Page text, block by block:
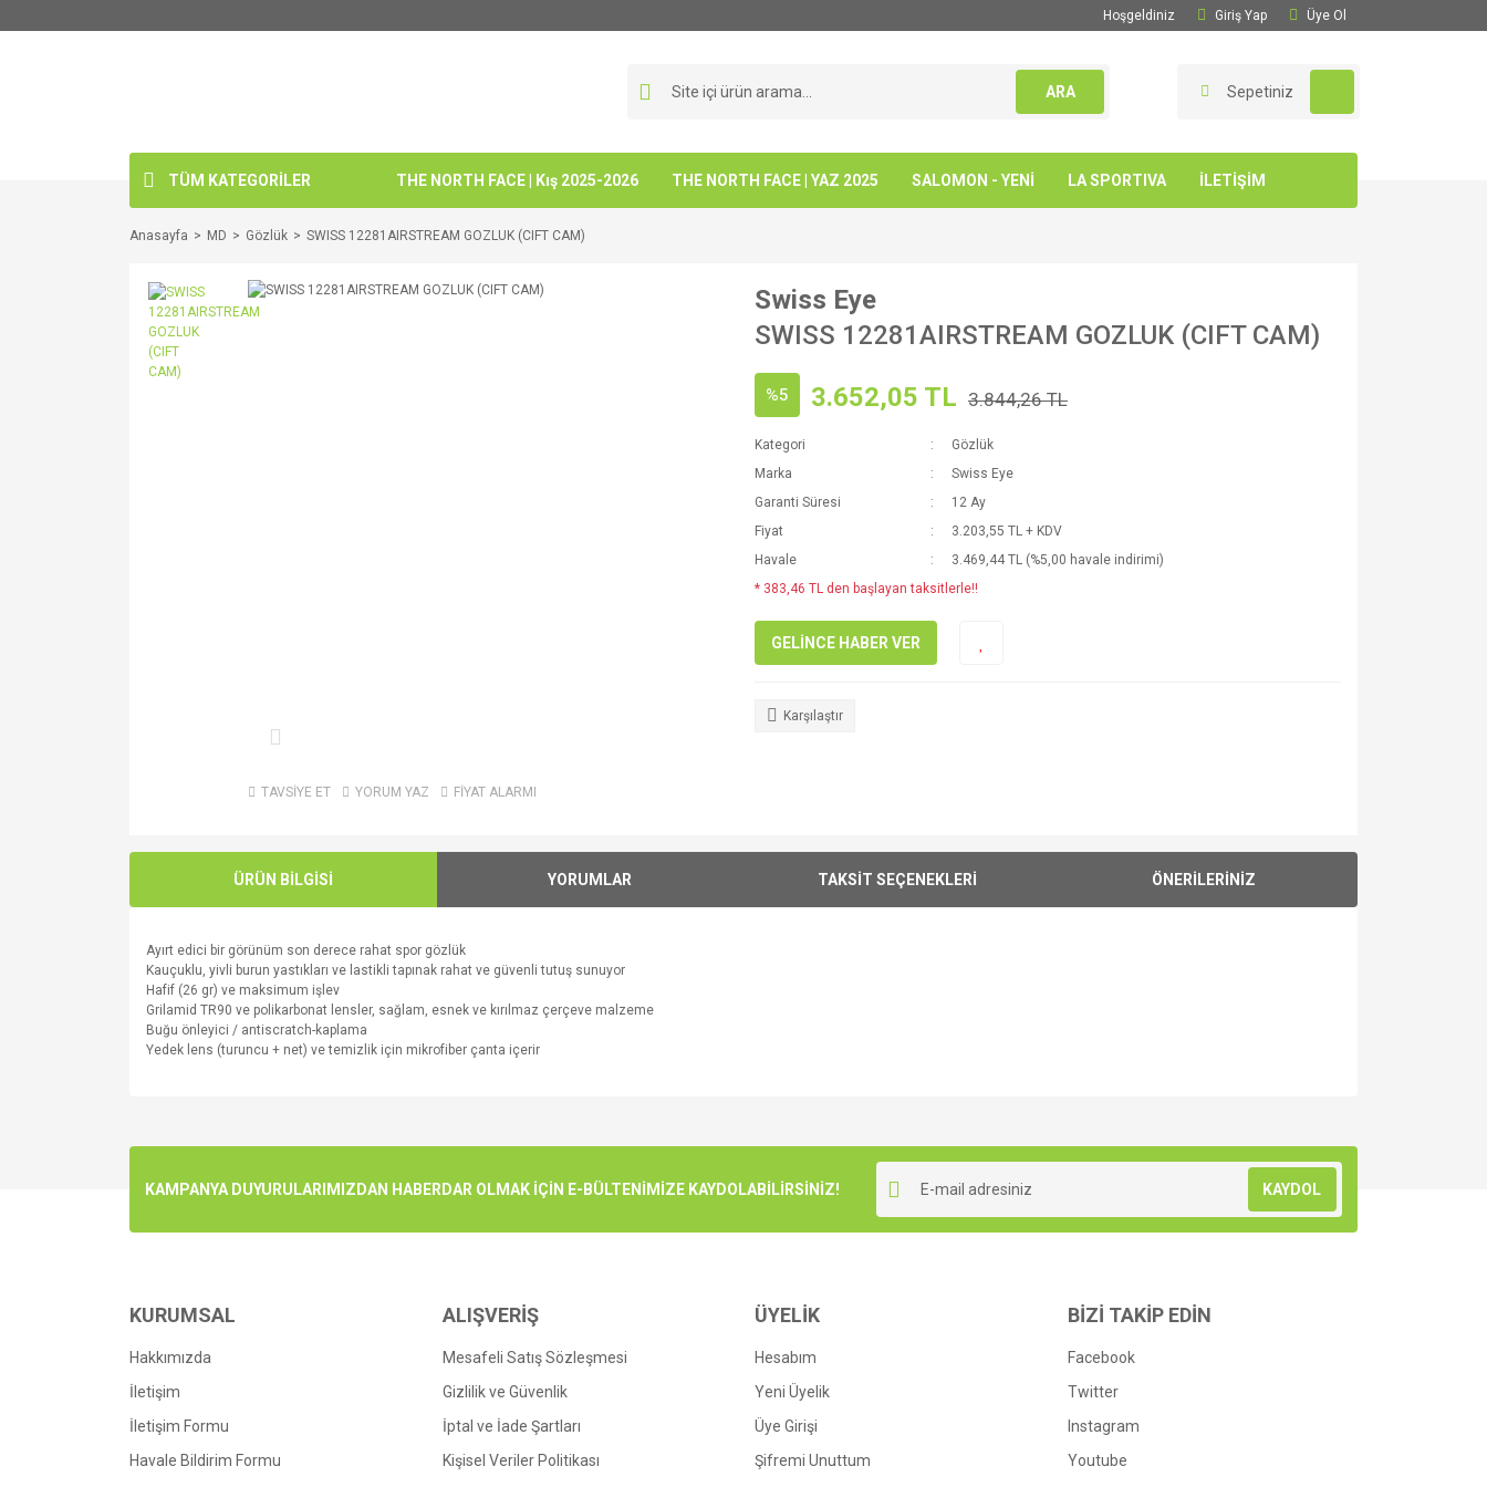
Hoşgeldiniz Giriş Yap Üye Ol
ARA Sepetiniz
TÜM KATEGORİLER THE NORTH FACE | Kış 2025-2026 THE NORTH FACE | YAZ 2025 SALOMON - YENİ LA SPORTIVA İLETİŞİM
Anasayfa MD Gözlük SWISS 12281AIRSTREAM GOZLUK (CIFT CAM)
TAVSİYE ET YORUM YAZ FİYAT ALARMI
Swiss Eye
SWISS 12281AIRSTREAM GOZLUK (CIFT CAM)
%5 3.652,05 TL 3.844,26 TL
Kategori
Gözlük
Marka
Swiss Eye
Garanti Süresi
12 Ay
Fiyat
3.203,55 TL + KDV
Havale
3.469,44 TL (%5,00 havale indirimi)
* 383,46 TL den başlayan taksitlerle!!
GELİNCE HABER VER
Karşılaştır
ÜRÜN BİLGİSİ YORUMLAR TAKSİT SEÇENEKLERİ ÖNERİLERİNİZ
Ayırt edici bir görünüm son derece rahat spor gözlük
Kauçuklu, yivli burun yastıkları ve lastikli tapınak rahat ve güvenli tutuş sunuyor
H afif (26 gr) ve maksimum işlev
Grilamid TR90 ve polikarbonat lensler, sağlam, esnek ve kırılmaz çerçeve malzeme
Buğu önleyici / antiscratch-kaplama
Yedek lens (turuncu + net) ve temizlik için mikrofiber çanta içerir
Ürün resmi kalitesiz, bozuk veya görüntülenemiyor.
Bu ürüne benzer farklı alternatifler olmalı.
Gönder
KAMPANYA DUYURULARIMIZDAN HABERDAR OLMAK İÇİN E-BÜLTENİMİZE KAYDOLABİLİRSİNİZ! KAYDOL
KURUMSAL
Hakkımızda
İletişim
İletişim Formu
Havale Bildirim Formu
ALIŞVERİŞ
Mesafeli Satış Sözleşmesi
Gizlilik ve Güvenlik
İptal ve İade Şartları
Kişisel Veriler Politikası
ÜYELİK
Hesabım
Yeni Üyelik
Üye Girişi
Şifremi Unuttum
BİZİ TAKİP EDİN
Facebook
Twitter
Instagram
Youtube